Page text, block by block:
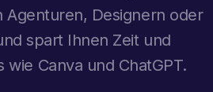
Agenturen, Designern oder
spart Ihnen Zeit und
wie Canva und ChatGPT.